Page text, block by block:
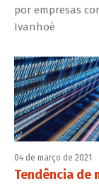
por empresas
Ivanhoé
04 de março de 2021
Tendência